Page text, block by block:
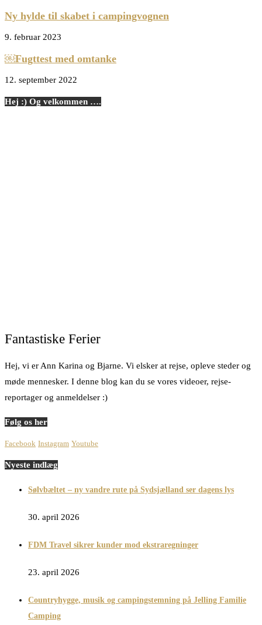
Ny hylde til skabet i campingvognen
9. februar 2023
￼Fugttest med omtanke
12. september 2022
Hej :) Og velkommen ….
Fantastiske Ferier
Hej, vi er Ann Karina og Bjarne. Vi elsker at rejse, opleve steder og
møde mennesker. I denne blog kan du se vores videoer, rejse-
reportager og anmeldelser :)
Følg os her
Facebook Instagram Youtube
Nyeste indlæg
Sølvbæltet – ny vandre rute på Sydsjælland ser dagens lys
30. april 2026
FDM Travel sikrer kunder mod ekstraregninger
23. april 2026
Countryhygge, musik og campingstemning på Jelling Familie
Camping